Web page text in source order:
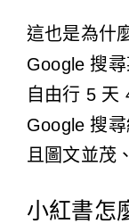
這也是為什
Google 搜
自由行 5 天
Google 搜
且圖文並茂
小紅書怎